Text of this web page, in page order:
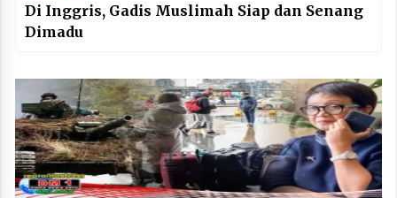
Di Inggris, Gadis Muslimah Siap dan Senang
Dimadu